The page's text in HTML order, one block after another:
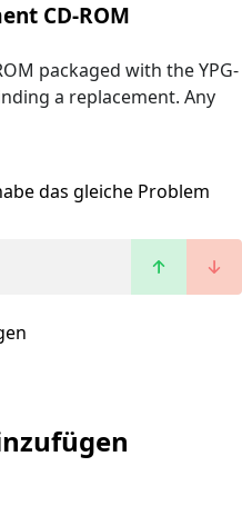
CD-ROM
packaged with the YPG-
a replacement. Any
das gleiche Problem